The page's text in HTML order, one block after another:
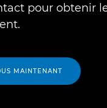
pour obtenir
MAINTENANT